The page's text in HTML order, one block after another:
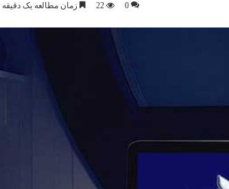
0
22 زمان مطالعه یک دقیقه